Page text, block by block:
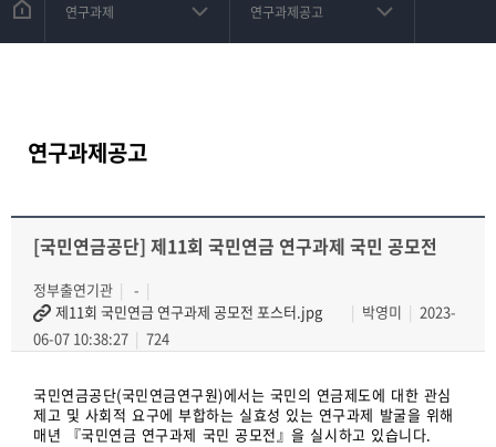
연구과제 연구과제공고
연구과제공고
[국민연금공단] 제11회 국민연금 연구과제 국민 공모전
정부출연기관
-
제11회 국민연금 연구과제 공모전 포스터.jpg
박영미
2023-
06-07 10:38:27
724
국민연금공단(국민연금연구원)에서는 국민의 연금제도에 대한 관심
제고 및 사회적 요구에 부합하는 실효성 있는 연구과제 발굴을 위해
매년 『국민연금 연구과제 국민 공모전』을 실시하고 있습니다.